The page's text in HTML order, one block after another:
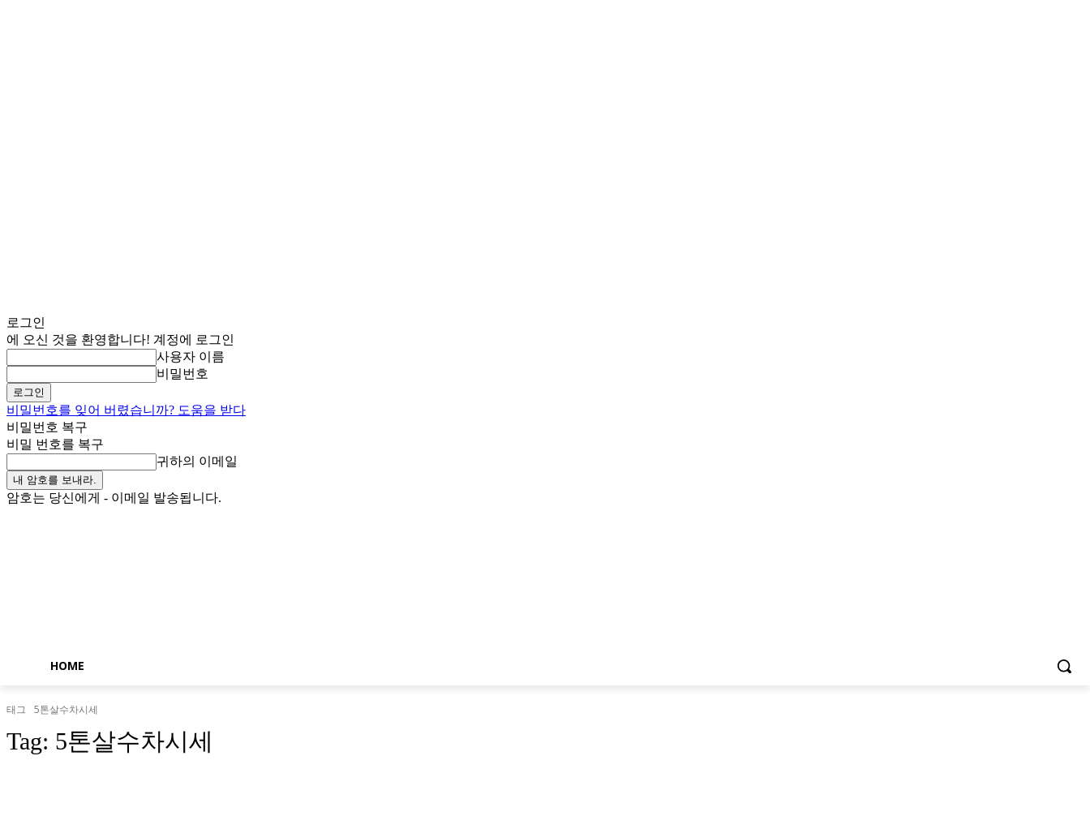
로그인
에 오신 것을 환영합니다! 계정에 로그인
사용자 이름
비밀번호
비밀번호를 잊어 버렸습니까? 도움을 받다
비밀번호 복구
비밀 번호를 복구
귀하의 이메일
암호는 당신에게 - 이메일 발송됩니다.
HOME
태그 5톤살수차시세
Tag: 5톤살수차시세